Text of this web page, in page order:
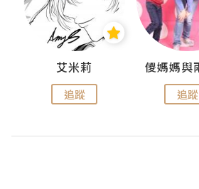
艾米莉
追蹤 追蹤